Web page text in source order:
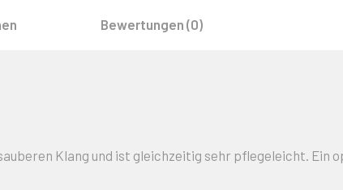
Bewertungen (0)
Klang und ist gleichzeitig sehr pflegeleicht. Ein